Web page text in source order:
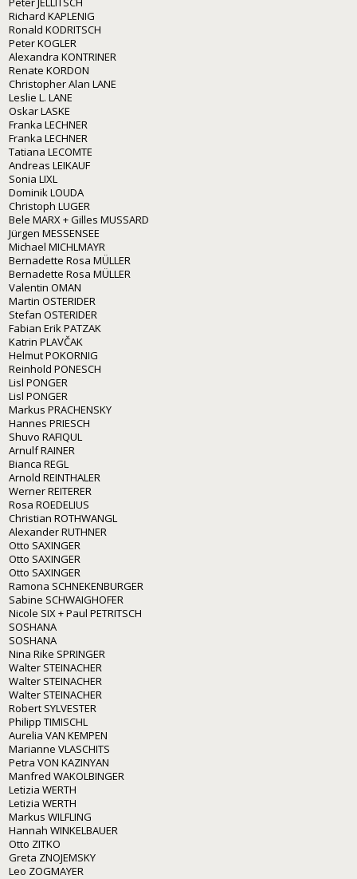
Richard KAPLENIG
Ronald KODRITSCH
Peter KOGLER
Alexandra KONTRINER
Renate KORDON
Christopher Alan LANE
Leslie L. LANE
Oskar LASKE
Franka LECHNER
Franka LECHNER
Tatiana LECOMTE
Andreas LEIKAUF
Sonia LIXL
Dominik LOUDA
Christoph LUGER
Bele MARX + Gilles MUSSARD
Jürgen MESSENSEE
Michael MICHLMAYR
Bernadette Rosa MÜLLER
Bernadette Rosa MÜLLER
Valentin OMAN
Martin OSTERIDER
Stefan OSTERIDER
Fabian Erik PATZAK
Katrin PLAVČAK
Helmut POKORNIG
Reinhold PONESCH
Lisl PONGER
Lisl PONGER
Markus PRACHENSKY
Hannes PRIESCH
Shuvo RAFIQUL
Arnulf RAINER
Bianca REGL
Arnold REINTHALER
Werner REITERER
Rosa ROEDELIUS
Christian ROTHWANGL
Alexander RUTHNER
Otto SAXINGER
Otto SAXINGER
Otto SAXINGER
Ramona SCHNEKENBURGER
Sabine SCHWAIGHOFER
Nicole SIX + Paul PETRITSCH
SOSHANA
SOSHANA
Nina Rike SPRINGER
Walter STEINACHER
Walter STEINACHER
Walter STEINACHER
Robert SYLVESTER
Philipp TIMISCHL
Aurelia VAN KEMPEN
Marianne VLASCHITS
Petra VON KAZINYAN
Manfred WAKOLBINGER
Letizia WERTH
Letizia WERTH
Markus WILFLING
Hannah WINKELBAUER
Otto ZITKO
Greta ZNOJEMSKY
Leo ZOGMAYER